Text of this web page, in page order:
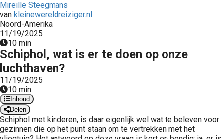
Mireille Steegmans
van kleinewereldreiziger.nl
Noord-Amerika
11/19/2025
10 min
Schiphol, wat is er te doen op onze
luchthaven?
11/19/2025
10 min
Inhoud
Delen
Schiphol met kinderen, is daar eigenlijk wel wat te beleven voor
gezinnen die op het punt staan om te vertrekken met het